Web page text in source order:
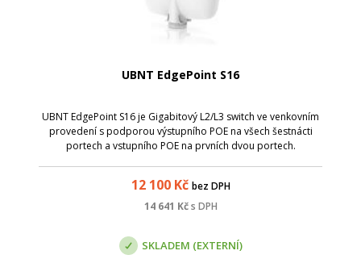
UBNT EdgePoint S16
UBNT EdgePoint S16 je Gigabitový L2/L3 switch ve venkovním
provedení s podporou výstupního POE na všech šestnácti
portech a vstupního POE na prvních dvou portech.
12 100Kč bez DPH
14 641 Kč s DPH
SKLADEM (EXTERNÍ)